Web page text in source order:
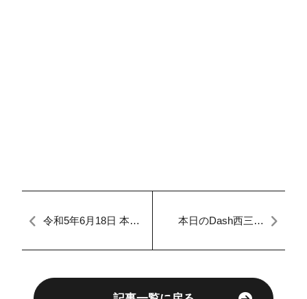
令和5年6月18日 本日
本日のDash西三河
【入庫車3台】